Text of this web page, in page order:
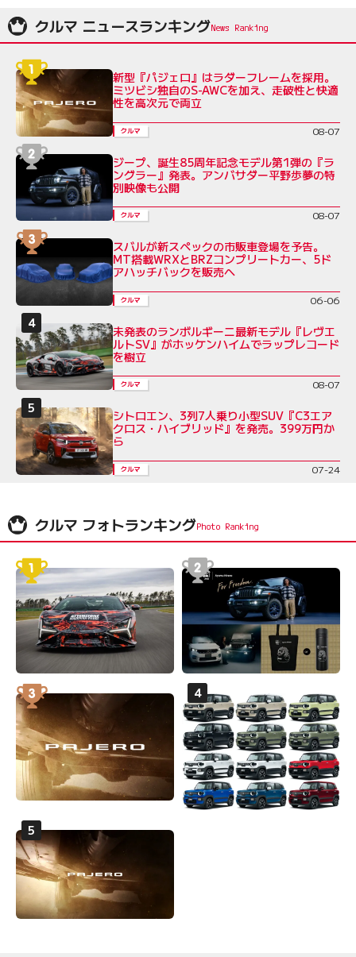
クルマ ニュースランキング
新型『パジェロ』はラダーフレームを採用。
ミツビシ独自のS-AWCを加え、走破性と快適
性を高次元で両立
クルマ 08-07
ジープ、誕生85周年記念モデル第1弾の『ラ
ングラー』発表。アンバサダー平野歩夢の特
別映像も公開
クルマ 08-07
スバルが新スペックの市販車登場を予告。
MT搭載WRXとBRZコンプリートカー、5ド
アハッチバックを販売へ
クルマ 06-06
未発表のランボルギーニ最新モデル『レヴエ
ルトSV』がホッケンハイムでラップレコード
を樹立
クルマ 08-07
シトロエン、3列7人乗り小型SUV『C3エア
クロス・ハイブリッド』を発売。399万円か
ら
クルマ 07-24
クルマ フォトランキング